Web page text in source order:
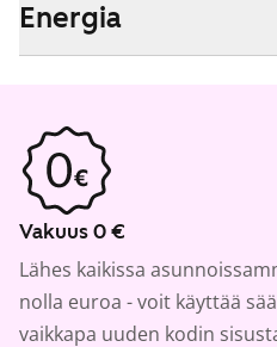
Energia
Vakuus 0 €
Lähes kaikissa
nolla euroa - voit käyttää
vaikkapa uuden kodin